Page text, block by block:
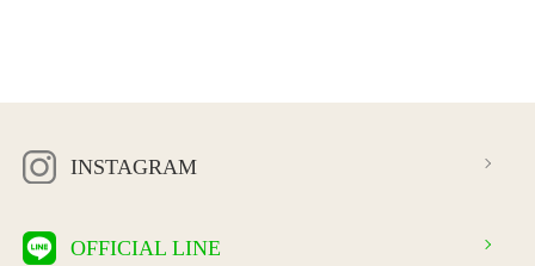
INSTAGRAM
OFFICIAL LINE